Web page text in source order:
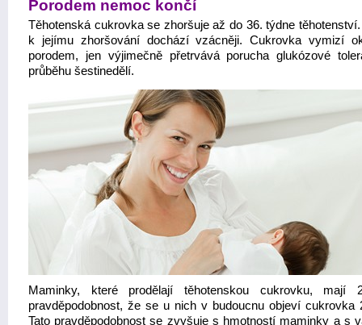
Porodem nemoc končí
Těhotenská cukrovka se zhoršuje až do 36. týdne
k jejímu zhoršování dochází vzácněji. Cukrovka vymizí
porodem, jen výjimečně přetrvává porucha glukózové
průběhu šestinedělí.
Maminky, které prodělají těhotenskou cukrovku, mají
pravděpodobnost, že se u nich v budoucnu objeví cukrovka
Tato pravděpodobnost se zvyšuje s hmotností maminky a s